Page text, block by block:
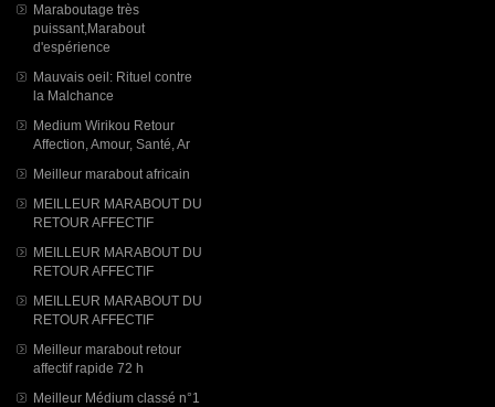
Maraboutage très
puissant,Marabout
d'espérience
Mauvais oeil: Rituel contre
la Malchance
Medium Wirikou Retour
Affection, Amour, Santé, Ar
Meilleur marabout africain
MEILLEUR MARABOUT DU
RETOUR AFFECTIF
MEILLEUR MARABOUT DU
RETOUR AFFECTIF
MEILLEUR MARABOUT DU
RETOUR AFFECTIF
Meilleur marabout retour
affectif rapide 72 h
Meilleur Médium classé n°1